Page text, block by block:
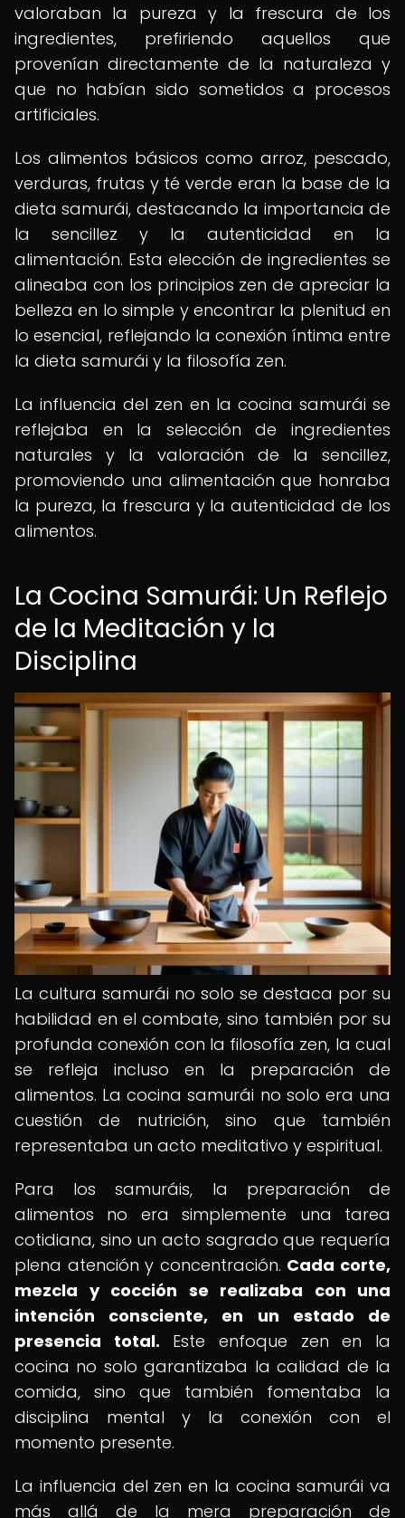
valoraban la pureza y la frescura de los
ingredientes, prefiriendo aquellos que
provenían directamente de la naturaleza y
que no habían sido sometidos a procesos
artificiales.
Los alimentos básicos como arroz, pescado,
verduras, frutas y té verde eran la base de la
dieta samurái, destacando la importancia de
la sencillez y la autenticidad en la
alimentación. Esta elección de ingredientes se
alineaba con los principios zen de apreciar la
belleza en lo simple y encontrar la plenitud en
lo esencial, reflejando la conexión íntima entre
la dieta samurái y la filosofía zen.
La influencia del zen en la cocina samurái se
reflejaba en la selección de ingredientes
naturales y la valoración de la sencillez,
promoviendo una alimentación que honraba
la pureza, la frescura y la autenticidad de los
alimentos.
La Cocina Samurái: Un Reflejo
de la Meditación y la
Disciplina
La cultura samurái no solo se destaca por su
habilidad en el combate, sino también por su
profunda conexión con la filosofía zen, la cual
se refleja incluso en la preparación de
alimentos. La cocina samurái no solo era una
cuestión de nutrición, sino que también
representaba un acto meditativo y espiritual.
Para los samuráis, la preparación de
alimentos no era simplemente una tarea
cotidiana, sino un acto sagrado que requería
plena atención y concentración. Cada corte,
mezcla y cocción se realizaba con una
intención consciente, en un estado de
presencia total. Este enfoque zen en la
cocina no solo garantizaba la calidad de la
comida, sino que también fomentaba la
disciplina mental y la conexión con el
momento presente.
La influencia del zen en la cocina samurái va
más allá de la mera preparación de